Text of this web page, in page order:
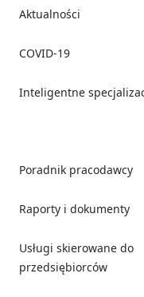
Aktualności
COVID-19
Inteligentne
Poradnik pracodawcy
Raporty i dokumenty
Usługi skierowane do
przedsiębiorców